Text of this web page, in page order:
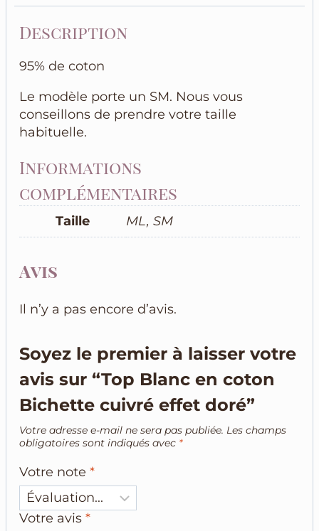
effet
doré
Description
95% de coton
Le modèle porte un SM. Nous vous
conseillons de prendre votre taille
habituelle.
Informations
complémentaires
Taille ML, SM
Avis
Il n’y a pas encore d’avis.
Soyez le premier à laisser votre
avis sur “Top Blanc en coton
Bichette cuivré effet doré”
Votre adresse e-mail ne sera pas publiée. Les champs
obligatoires sont indiqués avec *
Votre note *
Votre avis *